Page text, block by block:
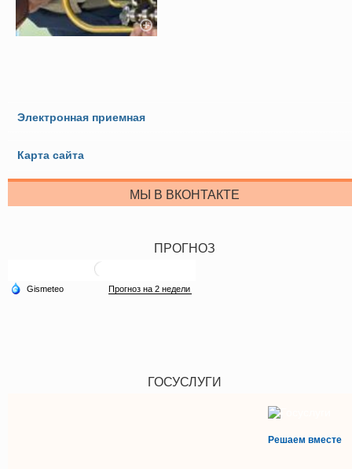
Электронная приемная
Карта сайта
МЫ В ВКОНТАКТЕ
ПРОГНОЗ
ГОСУСЛУГИ
Решаем вместе